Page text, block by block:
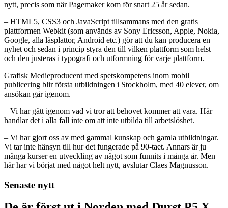
nytt, precis som när Pagemaker kom för snart 25 år sedan.
– HTML5, CSS3 och JavaScript tillsammans med den gratis
plattformen Webkit (som används av Sony Ericsson, Apple, Nokia,
Google, alla läsplattor, Android etc.) gör att du kan producera en
nyhet och sedan i princip styra den till vilken plattform som helst –
och den justeras i typografi och utformning för varje plattform.
Grafisk Medieproducent med spetskompetens inom mobil
publicering blir första utbildningen i Stockholm, med 40 elever, om
ansökan går igenom.
– Vi har gått igenom vad vi tror att behovet kommer att vara. Här
handlar det i alla fall inte om att inte utbilda till arbetslöshet.
– Vi har gjort oss av med gammal kunskap och gamla utbildningar.
Vi tar inte hänsyn till hur det fungerade på 90-taet. Annars är ju
många kurser en utveckling av något som funnits i många år. Men
här har vi börjat med något helt nytt, avslutar Claes Magnusson.
Senaste nytt